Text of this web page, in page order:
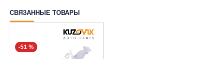
СВЯЗАННЫЕ ТОВАРЫ
-51 %